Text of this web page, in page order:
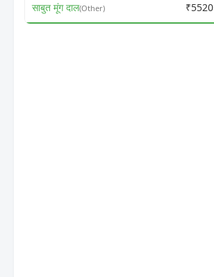
साबुत मूंग दाल(Other) ₹5520